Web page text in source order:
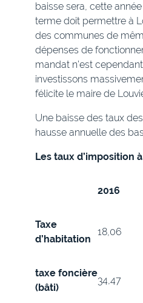
baisse sera, cette
terme doit permettre à
des communes de
dépenses de
mandat n’est
investissons
félicite le maire de
Une baisse des taux
hausse annuelle des
Les taux d’imposition
2016
Taxe
d’habitation
18,06
taxe foncière
(bâti)
34,47